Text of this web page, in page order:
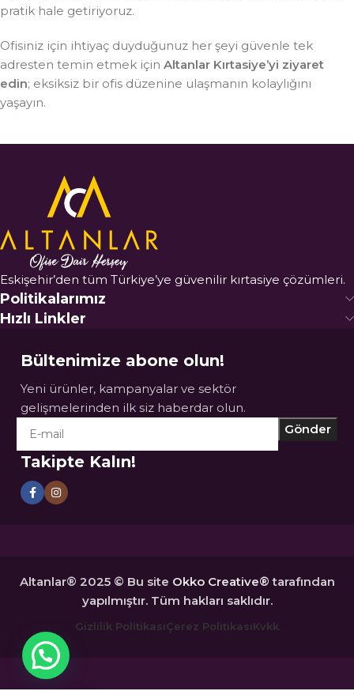
pratik hale getiriyoruz.
Ofisiniz için ihtiyaç duyduğunuz her şeyi güvenle tek
adresten temin etmek için Altanlar Kırtasiye’yi ziyaret
edin; eksiksiz bir ofis düzenine ulaşmanın kolaylığını
yaşayın.
Eskişehir’den tüm Türkiye’ye güvenilir kırtasiye çözümleri.
Politikalarımız
Hızlı Linkler
Bültenimize abone olun!
Yeni ürünler, kampanyalar ve sektör
gelişmelerinden ilk siz haberdar olun.
Takipte Kalın!
Altanlar® 2025 © Bu site Okko Creative® tarafından
yapılmıştır. Tüm hakları saklıdır.
Gizlilik PolitikasıÇerez PolitikasıKvkk